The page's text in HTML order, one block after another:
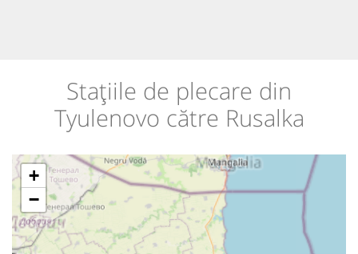
Stațiile de plecare din
Tyulenovo către Rusalka
+
−